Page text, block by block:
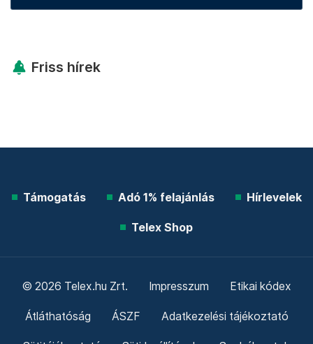
Friss hírek
Támogatás Adó 1% felajánlás Hírlevelek
Telex Shop
© 2026 Telex.hu Zrt. Impresszum Etikai kódex
Átláthatóság ÁSZF Adatkezelési tájékoztató